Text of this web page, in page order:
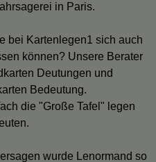
in Paris.
bei Kartenlegen1 sich auch
können? Unsere Berater
Deutungen und
Bedeutung.
die "Große Tafel" legen
wurde Lenormand so